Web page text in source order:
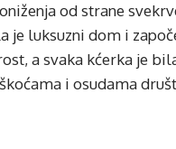
od strane
je luksuzni dom i
a svaka kćerka je
i osudama